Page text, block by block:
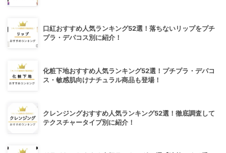
口紅おすすめ人気ランキング52選！落ちないリップをプチ
プラ・デパコス別に紹介！
化粧下地おすすめ人気ランキング52選！プチプラ・デパコ
ス・敏感肌向けナチュラル商品も登場！
クレンジングおすすめ人気ランキング52選！徹底調査して
テクスチャータイプ別に紹介！